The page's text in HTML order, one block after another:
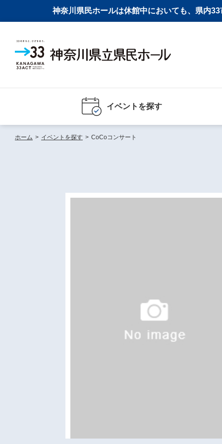
神奈川県民ホールは休館中においても、県内
イベントを探す
ホーム > イベントを探す > CoCoコンサート